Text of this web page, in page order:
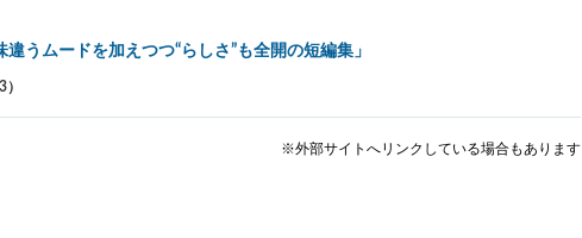
うムードを加えつつ“らしさ”も全開の短編集」
※外部サイトへリンクしている場合もあります